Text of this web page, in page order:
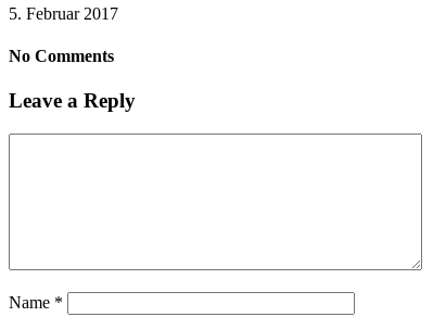
5. Februar 2017
No Comments
Leave a Reply
Name *